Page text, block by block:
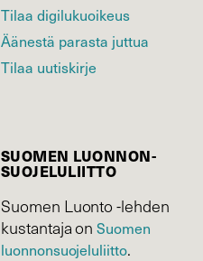
Tilaa digilukuoikeus
Äänestä parasta juttua
Tilaa uutiskirje
SUOMEN LUONNON­
SUOJELU­LIITTO
Suomen Luonto -lehden
kustantaja onSuomen
luonnonsuojelu­liitto.